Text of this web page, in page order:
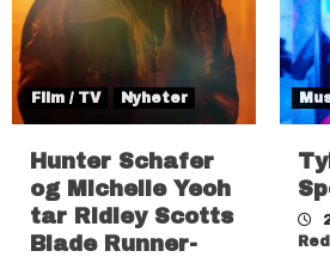
Film / TV Nyheter
Hunter Schafer
og Michelle Yeoh
tar Ridley Scotts
Blade Runner-